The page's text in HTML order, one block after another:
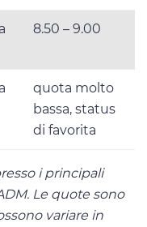
8.50 – 9.00
quota molto
bassa, status
di favorita
i principali
Le quote sono
variare in